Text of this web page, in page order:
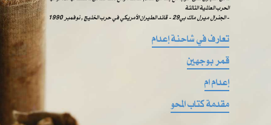
الحرب العالمية الثالثة
الجنرال ميرل ماك بي29 - قائد الطيران الأمريكي في حرب الخليج , نوفمبر 1990 -
تعارف في شاحنة إعدام
قمر بوجهين
إعدام ام
مقدمة كتاب المحو